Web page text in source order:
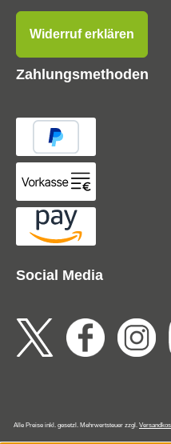
Social Media
Widerruf erklären
Zahlungsmethoden
Alle Preise inkl. gesetzl. Mehrwertsteuer zzgl.